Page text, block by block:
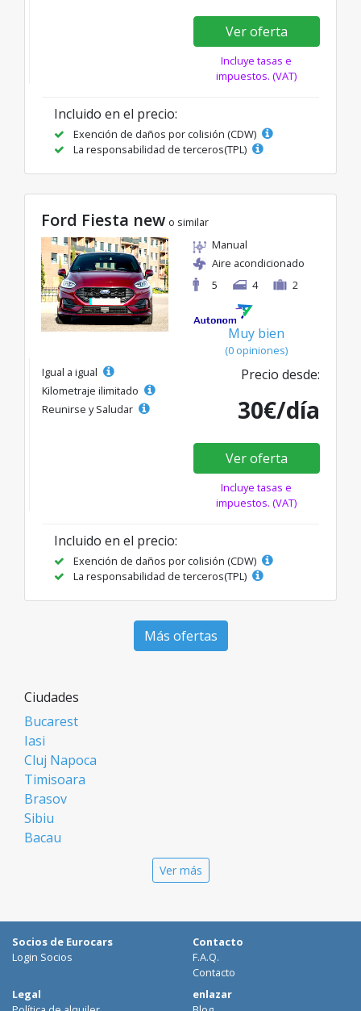
Ver oferta
Incluye tasas e
impuestos. (VAT)
Incluido en el precio:
Exención de daños por colisión (CDW)
La responsabilidad de terceros(TPL)
Ford Fiesta new o similar
Manual
Aire acondicionado
5
4 2
Muy bien
(0 opiniones)
Igual a igual
Kilometraje ilimitado
Reunirse y Saludar
Precio desde:
30€/día
Ver oferta
Incluye tasas e
impuestos. (VAT)
Incluido en el precio:
Exención de daños por colisión (CDW)
La responsabilidad de terceros(TPL)
Más ofertas
Ciudades
Bucarest
Iasi
Cluj Napoca
Timisoara
Brasov
Sibiu
Bacau
Galati
Suceava
Focsani
Ver más
Socios de Eurocars
Login Socios
Contacto
F.A.Q.
Contacto
Legal
enlazar